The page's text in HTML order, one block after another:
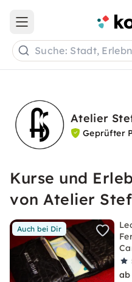
Open main menu
Suche: Stadt,
Atelier
Geprüfter
Kurse und
von Atelier
Auch bei Dir
ab